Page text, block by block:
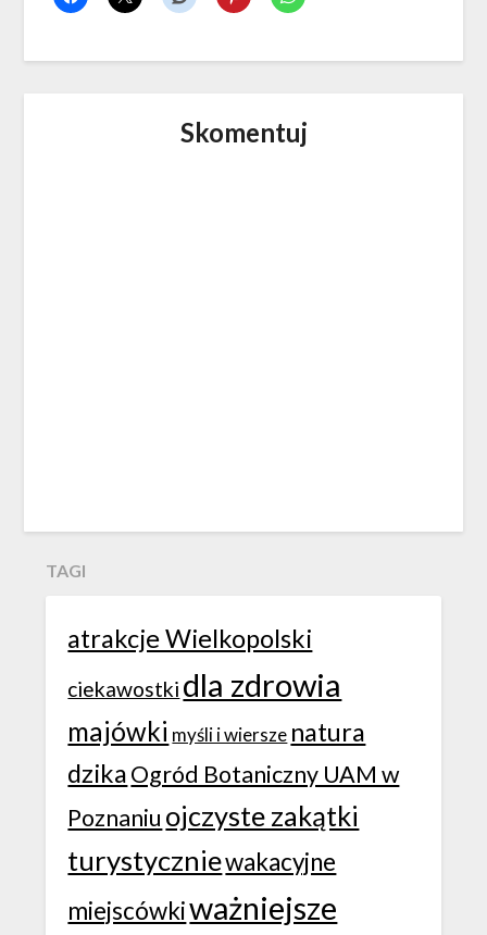
Skomentuj
TAGI
atrakcje Wielkopolski
ciekawostki dla zdrowia
majówki myśli i wiersze natura
dzikaOgród Botaniczny UAM w
Poznaniu ojczyste zakątki
turystyczniewakacyjne
miejscówkiważniejsze